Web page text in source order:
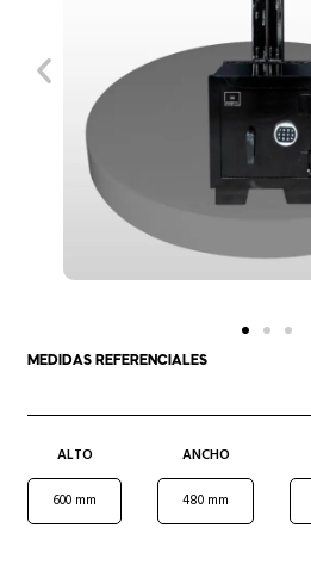
MEDIDAS REFERENCIALES
ALTO ANCHO
600 mm 480 mm